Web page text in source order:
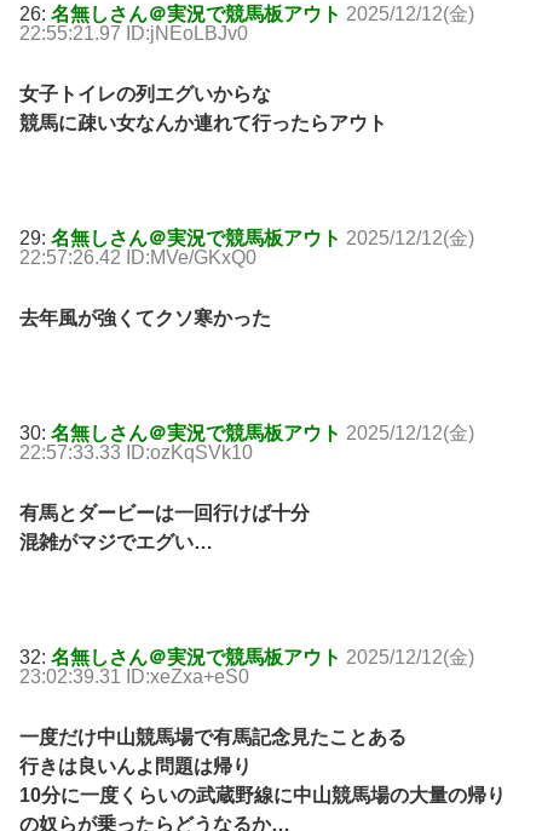
26: 名無しさん＠実況で競馬板アウト 2025/12/12(金)
22:55:21.97 ID:jNEoLBJv0
女子トイレの列エグいからな
競馬に疎い女なんか連れて行ったらアウト
29: 名無しさん＠実況で競馬板アウト 2025/12/12(金)
22:57:26.42 ID:MVe/GKxQ0
去年風が強くてクソ寒かった
30: 名無しさん＠実況で競馬板アウト 2025/12/12(金)
22:57:33.33 ID:ozKqSVk10
有馬とダービーは一回行けば十分
混雑がマジでエグい…
32: 名無しさん＠実況で競馬板アウト 2025/12/12(金)
23:02:39.31 ID:xeZxa+eS0
一度だけ中山競馬場で有馬記念見たことある
行きは良いんよ問題は帰り
10分に一度くらいの武蔵野線に中山競馬場の大量の帰り
の奴らが乗ったらどうなるか…